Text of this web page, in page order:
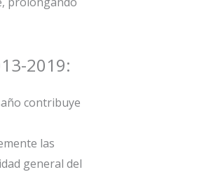
2019:
contribuye
las
general del